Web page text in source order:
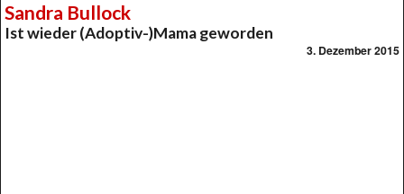
Sandra Bullock
Ist wieder (Adoptiv-)Mama geworden
3. Dezember 2015